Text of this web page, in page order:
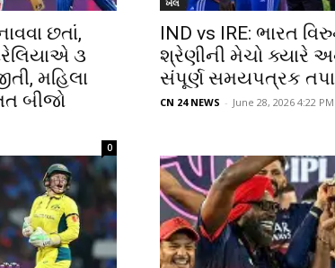
છતાં,
૩
મહિલા
બીજો
0
ખેલ
IND vs IRE: ભારત
શ્રેણીની મેચો ક્યારે
સંપૂર્ણ સમયપત્રક
CN 24 NEWS - June 28, 2026 4:22 PM